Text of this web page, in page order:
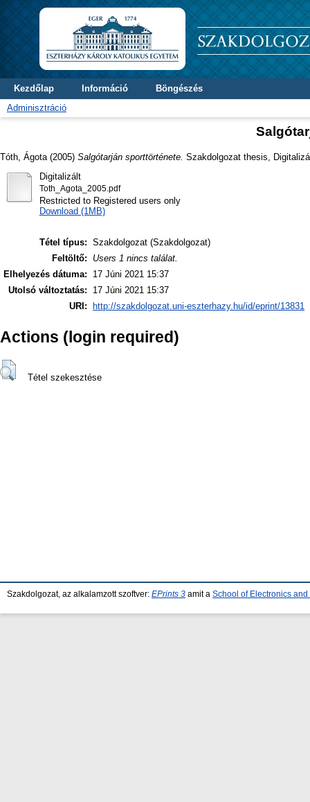
Kezdőlap Információ
Böngészés
Adminisztráció
Tóth, Ágota (2005) Salgótarján sporttörténete. Szakdolgozat thesis,
Digitalizált
Toth_Agota_2005.pdf
Restricted to Registered users only
Download (1MB)
Tétel típus: Szakdolgozat (Szakdolgozat)
Feltöltő:
Users 1 nincs találat.
Elhelyezés dátuma:
17 Júni 2021 15:37
Utolsó változtatás:
17 Júni 2021 15:37
URI:
http://szakdolgozat.uni-eszterhazy.hu/id/eprint/13831
Actions (login required)
Tétel szekesztése
Szakdolgozat, az alkalamzott szoftver: EPrints 3 amit a School of Electronics